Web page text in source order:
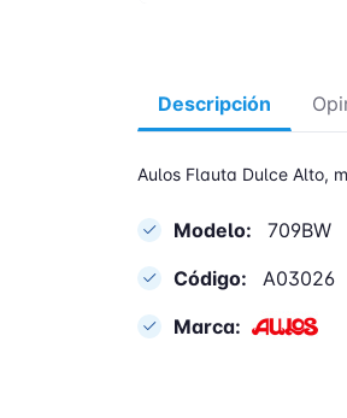
Descripción
Aulos Flauta Dulce Alto,
Modelo:
709BW
Código:
A03026
Marca: